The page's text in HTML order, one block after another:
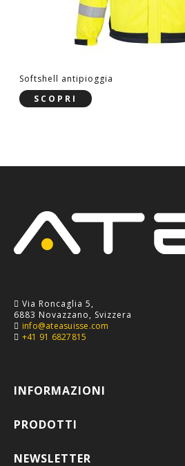
Softshell antipioggia
SCOPRI
Via Roncaglia 5,
6883 Novazzano, Svizzera
info@ateasuisse.com
+41 91 6827815
INFORMAZIONI
PRODOTTI
NEWSLETTER